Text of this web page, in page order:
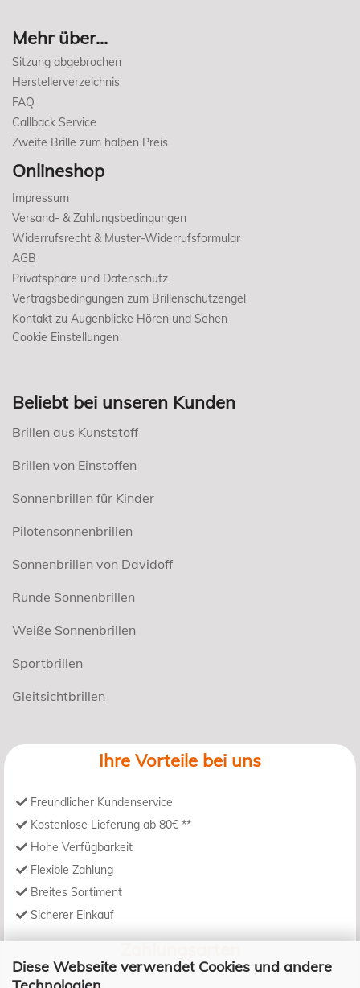
Diese Webseite verwendet Cookies und andere
Mehr über...
Sitzung abgebrochen
Herstellerverzeichnis
FAQ
Callback Service
Zweite Brille zum halben Preis
Onlineshop
Impressum
Versand- & Zahlungsbedingungen
Widerrufsrecht & Muster-Widerrufsformular
AGB
Privatsphäre und Datenschutz
Vertragsbedingungen zum Brillenschutzengel
Kontakt zu Augenblicke Hören und Sehen
Cookie Einstellungen
Beliebt bei unseren Kunden
Brillen aus Kunststoff
Brillen von Einstoffen
Sonnenbrillen für Kinder
Pilotensonnenbrillen
Sonnenbrillen von Davidoff
Runde Sonnenbrillen
Weiße Sonnenbrillen
Sportbrillen
Gleitsichtbrillen
Ihre Vorteile bei uns
Freundlicher Kundenservice
Kostenlose Lieferung ab 80€ **
Hohe Verfügbarkeit
Flexible Zahlung
Breites Sortiment
Sicherer Einkauf